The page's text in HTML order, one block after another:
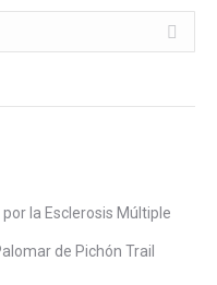
por la Esclerosis Múltiple
de Pichón Trail